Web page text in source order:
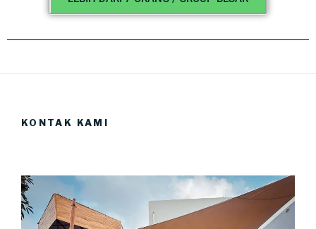
KONTAK KAMI